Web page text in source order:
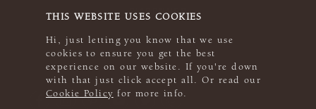
THIS WEBSITE USES COOKIES
Hi, just letting you know that we use
cookies to ensure you get the best
experience on our website. If you're down
with that just click accept all. Or read our
Cookie Policy for more info.